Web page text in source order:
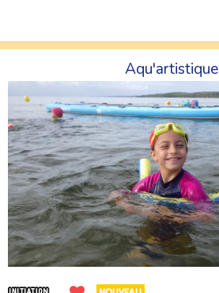
Aqu'artistique